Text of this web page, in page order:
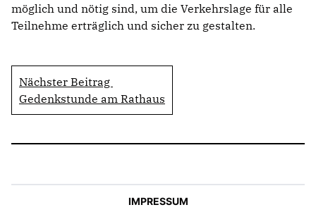
möglich und nötig sind, um die Verkehrslage für alle
Teilnehme erträglich und sicher zu gestalten.
Nächster Beitrag
Gedenkstunde am Rathaus
IMPRESSUM